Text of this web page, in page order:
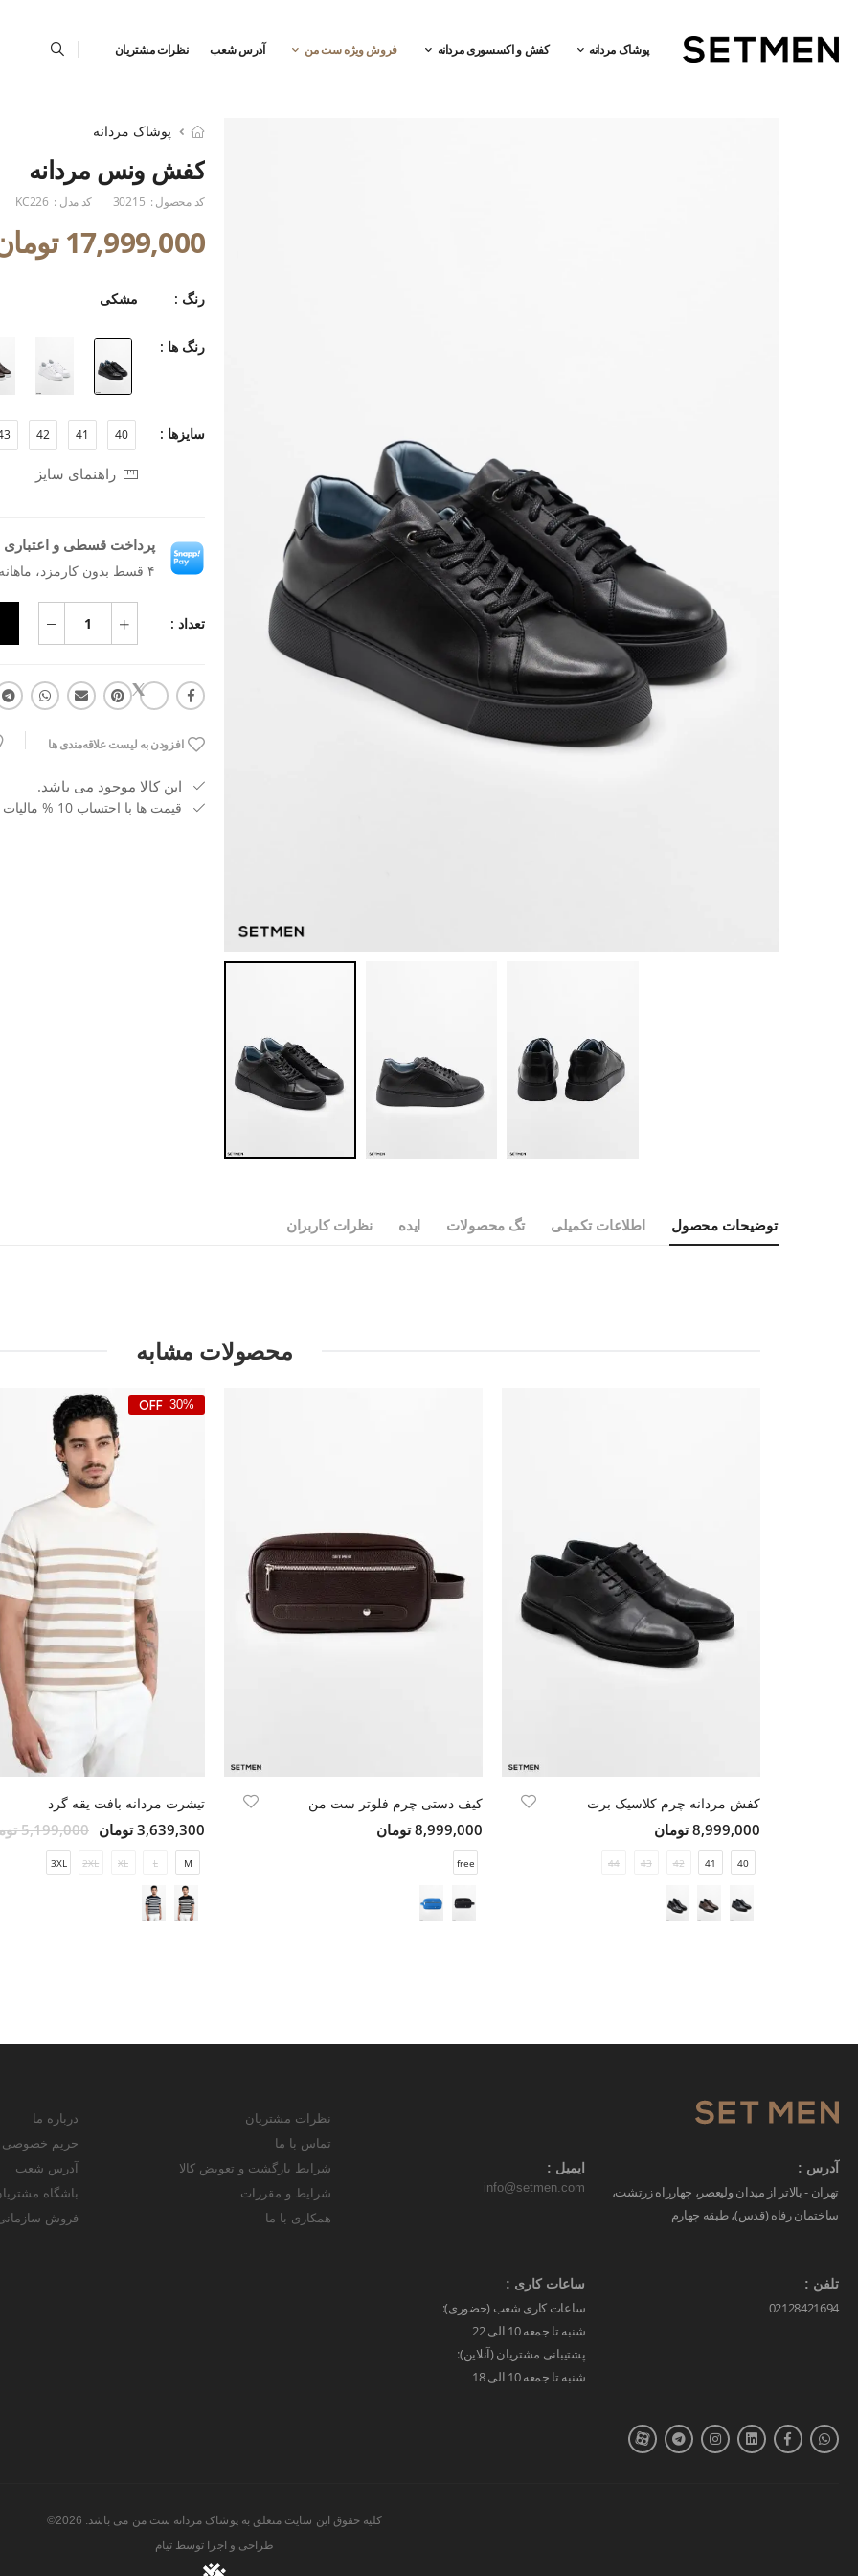
پوشاک مردانه کفش و اکسسوری مردانه فروش ویژه ست من آدرس شعب نظرات مشتریان
پوشاک مردانه
کفش ونس مردانه
کد محصول : 30215 کد مدل : KC226
17,999,000 تومان
رنگ : مشکی
رنگ ها :
سایزها : 40
41
42
راهنمای سایز
پرداخت قسطی و اعتباری
۴ قسط بدون کارمزد، ماهانه ۴٬۰۹۰٬۶۸۲ تومان
تعداد :
افزودن به لیست علاقه‌مندی ها
این کالا موجود می باشد.
قیمت ها با احتساب 10 % مالیات بر ارزش افزوده می باشد.
توضیحات محصول اطلاعات تکمیلی تگ محصولات ایده نظرات کاربران
محصولات مشابه
کفش مردانه چرم کلاسیک برت
8,999,000 تومان
40
41
42
43
44
کیف دستی چرم فلوتر ست من
8,999,000 تومان
free
30%
تیشرت مردانه بافت یقه گرد
3,639,300 تومان 5,199,000 تومان
M
L
XL
2XL
3XL
آدرس :
تهران - بالاتر از میدان ولیعصر، چهارراه زرتشت،
ساختمان رفاه (قدس)، طبقه چهارم
ایمیل :
info@setmen.com
تلفن :
02128421694
ساعات کاری :
ساعات کاری شعب (حضوری):
شنبه تا جمعه 10 الی 22
پشتیبانی مشتریان (آنلاین):
شنبه تا جمعه 10 الی 18
نظرات مشتریان
تماس با ما
شرایط بازگشت و تعویض کالا
شرایط و مقررات
همکاری با ما
درباره ما
حریم خصوصی
آدرس شعب
باشگاه
فروش
کلیه حقوق این سایت متعلق به پوشاک مردانه ست من می باشد. 2026©
طراحی و اجرا توسط تیام